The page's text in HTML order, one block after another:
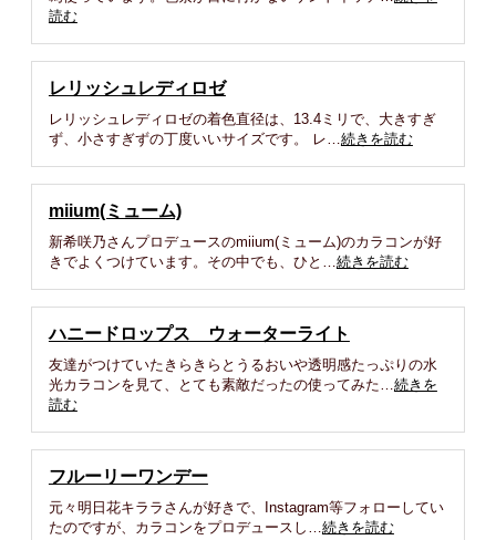
読む
レリッシュレディロゼ
レリッシュレディロゼの着色直径は、13.4ミリで、大きすぎ
ず、小さすぎずの丁度いいサイズです。 レ…続きを読む
miium(ミューム)
新希咲乃さんプロデュースのmiium(ミューム)のカラコンが好
きでよくつけています。その中でも、ひと…続きを読む
ハニードロップス ウォーターライト
友達がつけていたきらきらとうるおいや透明感たっぷりの水
光カラコンを見て、とても素敵だったの使ってみた…続きを
読む
フルーリーワンデー
元々明日花キララさんが好きで、Instagram等フォローしてい
たのですが、カラコンをプロデュースし…続きを読む